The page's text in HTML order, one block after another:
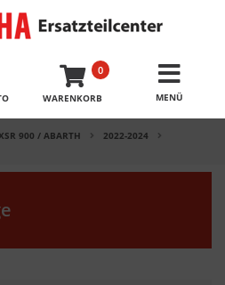
0
WARENKORB
900 / ABARTH
2022-2024